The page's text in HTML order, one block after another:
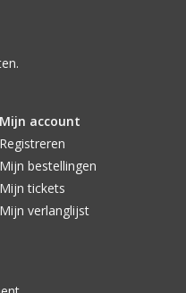
Mijn account
Registreren
Mijn bestellingen
Mijn tickets
Mijn verlanglijst